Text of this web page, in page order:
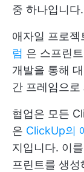
중 하나입니다.
애자일 프로
럼 은 스프린
개발을 통해
간 프레임으
협업은 모든
은 ClickUp의
지입니다. 이
프린트를 생